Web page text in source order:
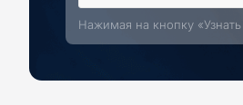
Нажимая на кнопку